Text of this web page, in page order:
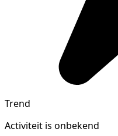
Trend
Activiteit is onbekend